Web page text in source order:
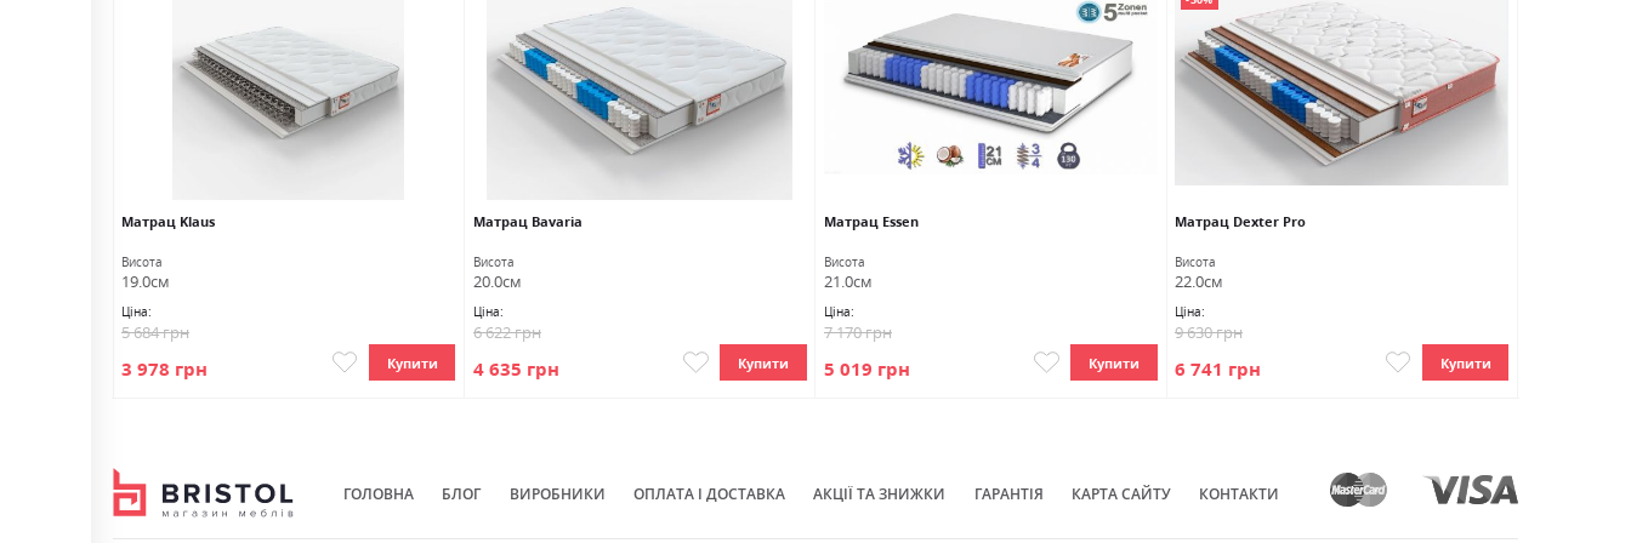
Матрац Klaus
Висота
19.0см
Ціна:
3 978 грн
5 684 грн
Купити
Матрац Bavaria
Висота
20.0см
Ціна:
4 635 грн
6 622 грн
Купити
Матрац Essen
Висота
21.0см
Ціна:
5 019 грн
7 170 грн
Купити
Матрац Dexter Pro
Висота
22.0см
Ціна:
6 741 грн
9 630 грн
Купити
ГОЛОВНА БЛОГ ВИРОБНИКИ ОПЛАТА І ДОСТАВКА АКЦІЇ ТА ЗНИЖКИ ГАРАНТІЯ КАРТА САЙТУ КОНТАКТИ